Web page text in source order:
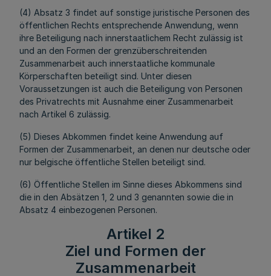
(4) Absatz 3 findet auf sonstige juristische Personen des
öffentlichen Rechts entsprechende Anwendung, wenn
ihre Beteiligung nach innerstaatlichem Recht zulässig ist
und an den Formen der grenzüberschreitenden
Zusammenarbeit auch innerstaatliche kommunale
Körperschaften beteiligt sind. Unter diesen
Voraussetzungen ist auch die Beteiligung von Personen
des Privatrechts mit Ausnahme einer Zusammenarbeit
nach Artikel 6 zulässig.
(5) Dieses Abkommen findet keine Anwendung auf
Formen der Zusammenarbeit, an denen nur deutsche oder
nur belgische öffentliche Stellen beteiligt sind.
(6) Öffentliche Stellen im Sinne dieses Abkommens sind
die in den Absätzen 1, 2 und 3 genannten sowie die in
Absatz 4 einbezogenen Personen.
Artikel 2
Ziel und Formen der
Zusammenarbeit